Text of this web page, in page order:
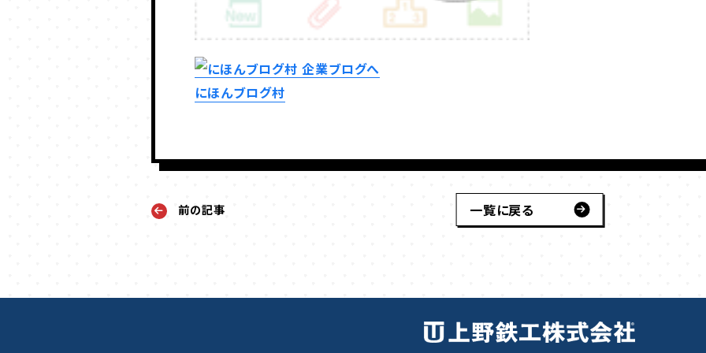
にほんブログ村
前の記事 一覧に戻る